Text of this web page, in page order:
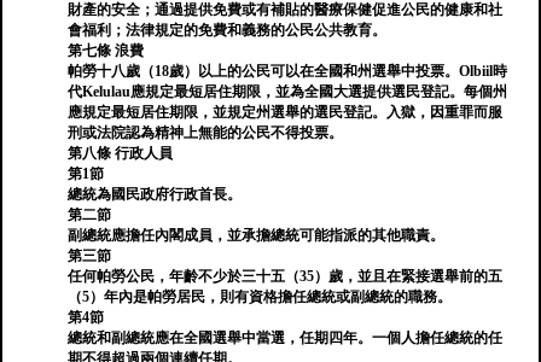
財產的安全；通過提供免費或有補貼的醫療保健促進公民的健康和社
會福利；法律規定的免費和義務的公民公共教育。
第七條 浪費
帕勞十八歲（18歲）以上的公民可以在全國和州選舉中投票。Olbiil時
代Kelulau應規定最短居住期限，並為全國大選提供選民登記。每個州
應規定最短居住期限，並規定州選舉的選民登記。入獄，因重罪而服
刑或法院認為精神上無能的公民不得投票。
第八條 行政人員
第1節
總統為國民政府行政首長。
第二節
副總統應擔任內閣成員，並承擔總統可能指派的其他職責。
第三節
任何帕勞公民，年齡不少於三十五（35）歲，並且在緊接選舉前的五
（5）年內是帕勞居民，則有資格擔任總統或副總統的職務。
第4節
總統和副總統應在全國選舉中當選，任期四年。一個人擔任總統的任
期不得超過兩個連續任期。